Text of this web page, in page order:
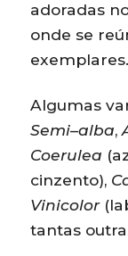
adoradas
onde se
exemplares.
Algumas
Semi–alba,
Coerulea
cinzento),
Vinicolor
tantas